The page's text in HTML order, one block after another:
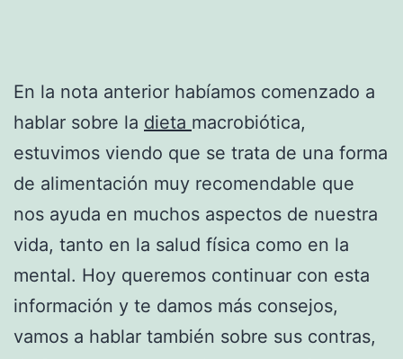
En la nota anterior habíamos comenzado a
hablar sobre la dieta macrobiótica,
estuvimos viendo que se trata de una forma
de alimentación muy recomendable que
nos ayuda en muchos aspectos de nuestra
vida, tanto en la salud física como en la
mental. Hoy queremos continuar con esta
información y te damos más consejos,
vamos a hablar también sobre sus contras,